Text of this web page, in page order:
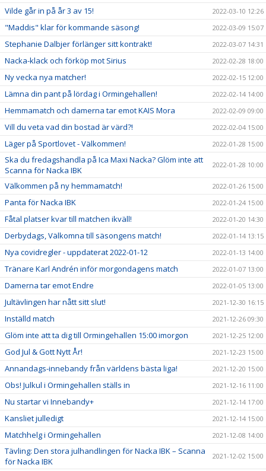
Vilde går in på år 3 av 15! 2022-03-10 12:26
"Maddis" klar för kommande säsong! 2022-03-09 15:07
Stephanie Dalbjer förlänger sitt kontrakt! 2022-03-07 14:31
Nacka-klack och förköp mot Sirius 2022-02-28 18:00
Ny vecka nya matcher! 2022-02-15 12:00
Lämna din pant på lördag i Ormingehallen! 2022-02-14 14:00
Hemmamatch och damerna tar emot KAIS Mora 2022-02-09 09:00
Vill du veta vad din bostad är värd?! 2022-02-04 15:00
Läger på Sportlovet - Välkommen! 2022-01-28 15:00
Ska du fredagshandla på Ica Maxi Nacka? Glöm inte att
Scanna för Nacka IBK
2022-01-28 10:00
Välkommen på ny hemmamatch! 2022-01-26 15:00
Panta för Nacka IBK 2022-01-24 15:00
Fåtal platser kvar till matchen ikväll! 2022-01-20 14:30
Derbydags, Välkomna till säsongens match! 2022-01-14 13:15
Nya covidregler - uppdaterat 2022-01-12 2022-01-13 14:00
Tränare Karl Andrén inför morgondagens match 2022-01-07 13:00
Damerna tar emot Endre 2022-01-05 13:00
Jultävlingen har nått sitt slut! 2021-12-30 16:15
Inställd match 2021-12-26 09:30
Glöm inte att ta dig till Ormingehallen 15:00 imorgon 2021-12-25 12:00
God Jul & Gott Nytt År! 2021-12-23 15:00
Annandags-innebandy från världens bästa liga! 2021-12-20 15:00
Obs! Julkul i Ormingehallen ställs in 2021-12-16 11:00
Nu startar vi Innebandy+ 2021-12-14 17:00
Kansliet julledigt 2021-12-14 15:00
Matchhelg i Ormingehallen 2021-12-08 14:00
Tävling: Den stora julhandlingen för Nacka IBK – Scanna
för Nacka IBK
2021-12-02 15:00